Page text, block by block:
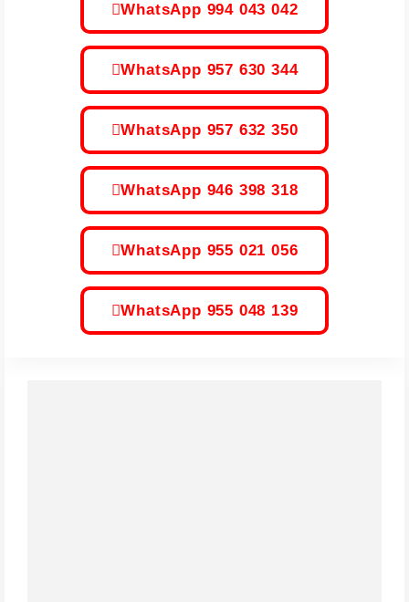
WhatsApp 994 043 042
WhatsApp 957 630 344
WhatsApp 957 632 350
WhatsApp 946 398 318
WhatsApp 955 021 056
WhatsApp 955 048 139